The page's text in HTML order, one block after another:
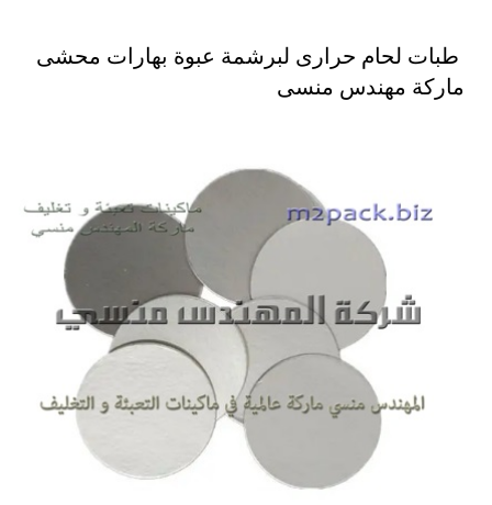
طبات لحام حرارى لبرشمة عبوة بهارات محشى
ماركة مهندس منسى